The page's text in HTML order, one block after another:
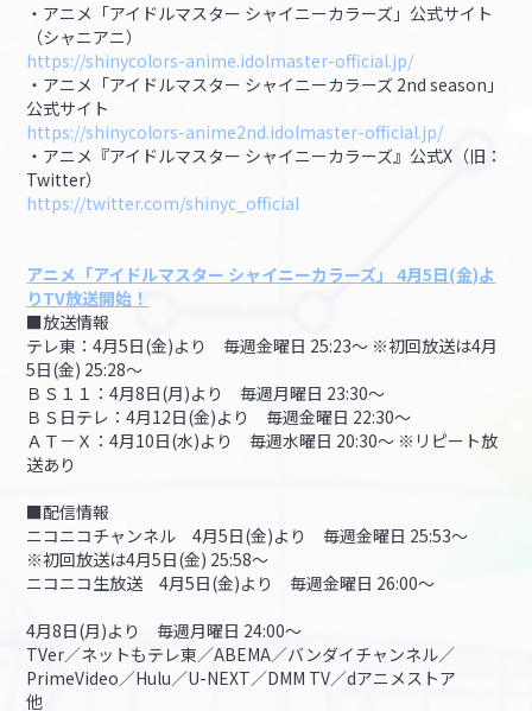
・アニメ「アイドルマスター シャイニーカラーズ」公式サイト
（シャニアニ）
https://shinycolors-anime.idolmaster-official.jp/
・アニメ「アイドルマスター シャイニーカラーズ 2nd season」
公式サイト
https://shinycolors-anime2nd.idolmaster-official.jp/
・アニメ『アイドルマスター シャイニーカラーズ』公式X（旧：
Twitter）
https://twitter.com/shinyc_official
アニメ「アイドルマスター シャイニーカラーズ」 4月5日(金)よ
りTV放送開始！
■放送情報
テレ東：4月5日(金)より 毎週金曜日 25:23～ ※初回放送は4月
5日(金) 25:28～
ＢＳ１１：4月8日(月)より 毎週月曜日 23:30～
ＢＳ日テレ：4月12日(金)より 毎週金曜日 22:30～
ＡＴ－Ｘ：4月10日(水)より 毎週水曜日 20:30～ ※リピート放
送あり
■配信情報
ニコニコチャンネル 4月5日(金)より 毎週金曜日 25:53～
※初回放送は4月5日(金) 25:58～
ニコニコ生放送 4月5日(金)より 毎週金曜日 26:00～
4月8日(月)より 毎週月曜日 24:00～
TVer／ネットもテレ東／ABEMA／バンダイチャンネル／
PrimeVideo／Hulu／U-NEXT／DMM TV／dアニメストア
他